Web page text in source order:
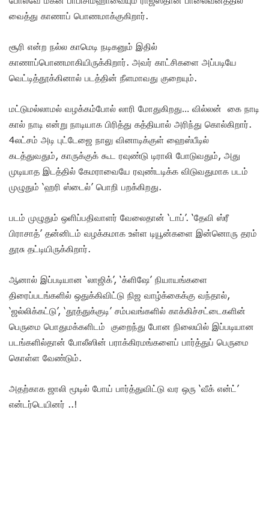
வைத்து காணாப் பொணமாக்குகிறார்.
சூரி என்ற நல்ல காமெடி நடிகனும் இதில்
காணாப்பொணமாகியிருக்கிறார். அவர் காட்சிகளை அப்படியே
வெட்டித்தூக்கினால் படத்தின் நீளமாவது குறையும்.
மட்டுமல்லாமல் வழக்கம்போல் லாரி மோதுகிறது… வில்லன் கை நாடி
கால் நாடி என்று நாடியாக பிரித்து கத்தியால் அரிந்து கொல்கிறார்.
4லட்சம் அடி புட்டேஜை நாலு வினாடிக்குள் ஹைஸ்பீடில்
கடத்துவதும், காருக்குக் கூட ரவுண்டு டிராலி போடுவதும், அது
முடியாத இடத்தில் கேமராவையே ரவுண்டடிக்க விடுவதுமாக படம்
முழுதும் ‘ஹரி ஸ்டைல்’ பொறி பறக்கிறது.
படம் முழுதும் ஒளிப்பதிவாளர் வேலைதான் ‘டாப்’. ‘தேவி ஸ்ரீ
பிராசாத்’ தன்னிடம் வழக்கமாக உள்ள டியூன்களை இன்னொரு தரம்
தூசு தட்டியிருக்கிறார்.
ஆனால் இப்படியான ‘லாஜிக்’, ‘க்ளிஷே’ நியாயங்களை
திரைப்படங்களில் ஒதுக்கிவிட்டு நிஜ வாழ்க்கைக்கு வந்தால்,
‘ஜல்லிக்கட்டு’, ‘தூத்துக்குடி’ சம்பவங்களில் காக்கிச்சட்டைகளின்
பெருமை பொதுமக்களிடம் குறைந்து போன நிலையில் இப்படியான
படங்களில்தான் போலீஸின் பராக்கிரமங்களைப் பார்த்துப் பெருமை
கொள்ள வேண்டும்.
அதற்காக ஜாலி மூடில் போய் பார்த்துவிட்டு வர ஒரு ‘வீக் என்ட்’
என்டர்டெயினர் ..!